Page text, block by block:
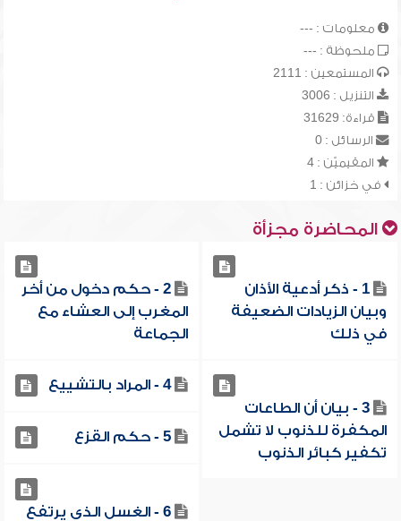
معلومات : ---
ملحوظة : ---
المستمعين : 2111
التنزيل : 3006
قراءة: 31629
الرسائل : 0
المقيميّن : 4
في خزائن : 1
المحاضرة مجزأة
1 - ذكر أدعية الأذان
وبيان الزيادات الضعيفة
في ذلك
2 - حكم دخول من أخر
المغرب إلى العشاء مع
الجماعة
3 - بيان أن الطاعات
المكفرة للذنوب لا تشمل
تكفير كبائر الذنوب
4 - المراد بالتشييع
5 - حكم القزع
6 - الغسل الذي يرتفع